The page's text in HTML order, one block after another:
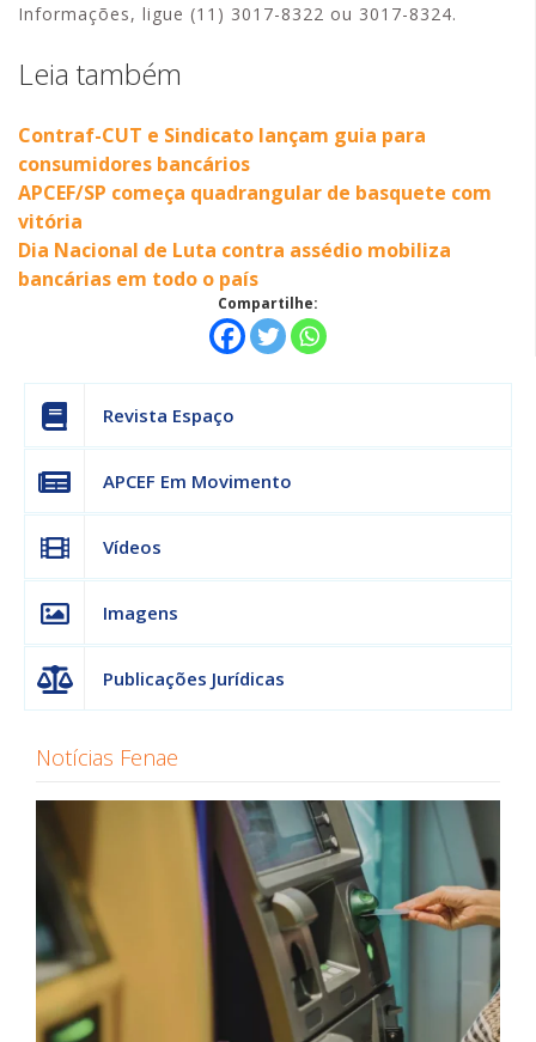
Informações, ligue (11) 3017-8322 ou 3017-8324.
Leia também
Contraf-CUT e Sindicato lançam guia para
consumidores bancários
APCEF/SP começa quadrangular de basquete com
vitória
Dia Nacional de Luta contra assédio mobiliza
bancárias em todo o país
Compartilhe:
Revista Espaço
APCEF Em Movimento
Vídeos
Imagens
Publicações Jurídicas
Notícias Fenae